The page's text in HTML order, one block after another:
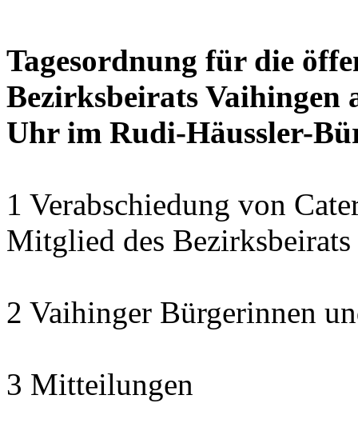
Tagesordnung für die
Bezirksbeirats Vaihingen
Uhr im Rudi-Häussler-
1 Verabschiedung von
Mitglied des Bezirksbeirats
2 Vaihinger Bürgerinnen
3 Mitteilungen